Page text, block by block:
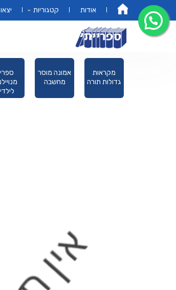
אודות קטגוריות
אמונה מוסר
מחשבה
מקראות
גדולות תורה